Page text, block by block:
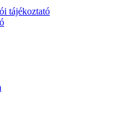
tájékoztató